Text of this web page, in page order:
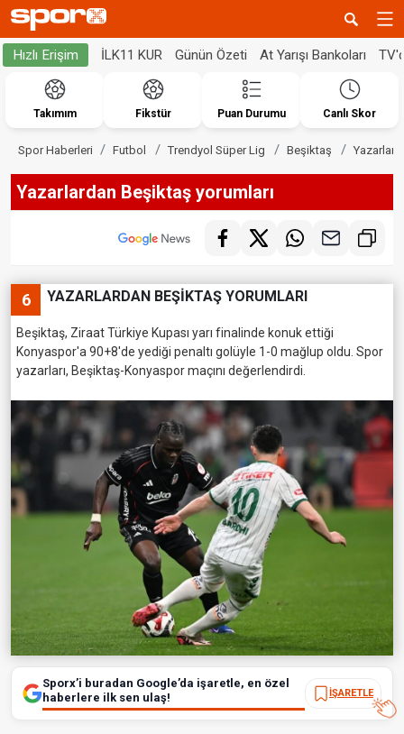
Hızlı Erişim İLK11 KUR Günün Özeti At Yarışı Bankoları
Takımım Fikstür Puan Durumu Canlı Skor
Spor Haberleri Futbol Trendyol Süper Lig Beşiktaş
Yazarlardan Beşiktaş yorumları
6 YAZARLARDAN BEŞİKTAŞ YORUMLARI
Beşiktaş, Ziraat Türkiye Kupası yarı finalinde konuk ettiği
Konyaspor'a 90+8'de yediği penaltı golüyle 1-0 mağlup oldu. Spor
yazarları, Beşiktaş-Konyaspor maçını değerlendirdi.
Sporx’i buradan Google’da işaretle, en özel
haberlere ilk sen ulaş!
İŞARETLE